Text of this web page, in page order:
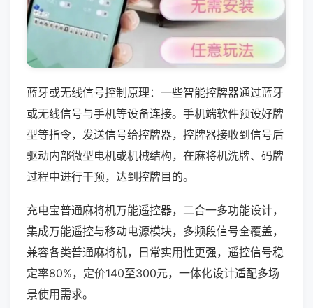
蓝牙或无线信号控制原理：一些智能控牌器通过蓝牙
或无线信号与手机等设备连接。手机端软件预设好牌
型等指令，发送信号给控牌器，控牌器接收到信号后
驱动内部微型电机或机械结构，在麻将机洗牌、码牌
过程中进行干预，达到控牌目的。
充电宝普通麻将机万能遥控器，二合一多功能设计，
集成万能遥控与移动电源模块，多频段信号全覆盖，
兼容各类普通麻将机，日常实用性更强，遥控信号稳
定率80%，定价140至300元，一体化设计适配多场
景使用需求。